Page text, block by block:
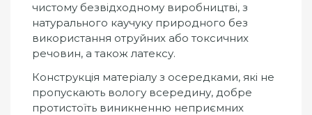
чистому безвідходному виробництві, з
натурального каучуку природного без
використання отруйних або токсичних
речовин, а також латексу.
Конструкція матеріалу з осередками, які не
пропускають вологу всередину, добре
протистоїть виникненню неприємних